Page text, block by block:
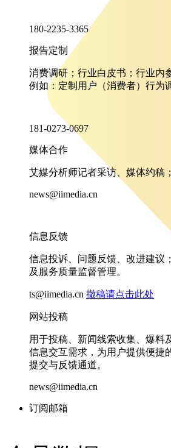
180-2235-3365
报告定制
消费调研；行业白皮书；行业内
例如：定制用户（消费者）行为
181-0273-0697
媒体合作
艾媒分析师记者采访、媒体约稿
news@iimedia.cn
信息反馈
信息投诉、问题反馈、改进建议
及服务质量监督管理。
ts@iimedia.cn 撤稿请点击此处
网站投稿
用于投稿、新闻线索收集、爆料
信息交互需求，为用户提供便捷
提交与反馈通道。
news@iimedia.cn
订阅邮箱